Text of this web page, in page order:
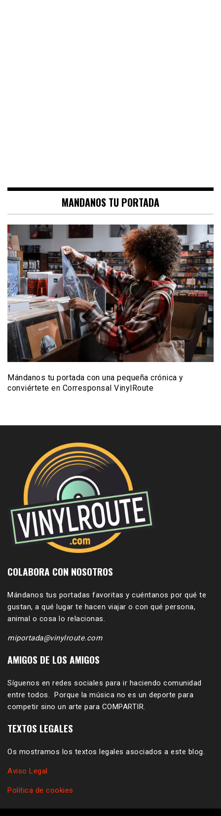
MANDANOS TU PORTADA
Mándanos tu portada con una pequeña crónica y
conviértete en Corresponsal VinylRoute
COLABORA CON NOSOTROS
Mándanos tus portadas favoritas y cuéntanos por qué te
gustan, a qué lugar te hacen viajar o con qué persona,
animal o cosa lo relacionas.
miportada@vinylroute.com
AMIGOS DE LOS AMIGOS
Síguenos en redes sociales para ir haciendo comunidad
entre todos. Porque la música no es un deporte para
competir sino un arte para COMPARTIR.
TEXTOS LEGALES
Os mostramos los textos legales asociados a este blog.
Aviso Legal
Política de cookies